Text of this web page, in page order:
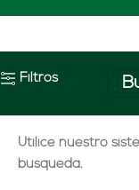
Filtros
Utilice nuestro
búsqueda.